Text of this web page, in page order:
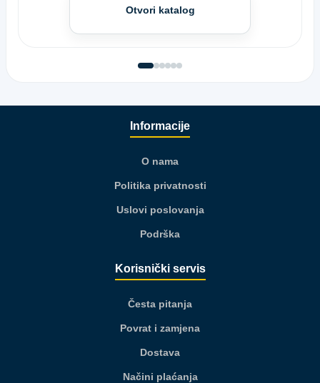
Otvori katalog
Informacije
O nama
Politika privatnosti
Uslovi poslovanja
Podrška
Korisnički servis
Česta pitanja
Povrat i zamjena
Dostava
Načini plaćanja